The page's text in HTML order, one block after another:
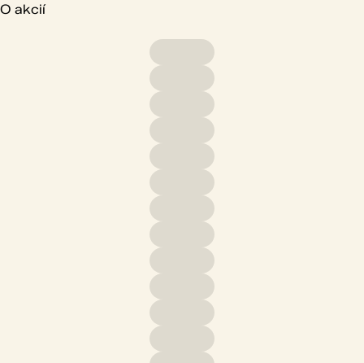
O akcií